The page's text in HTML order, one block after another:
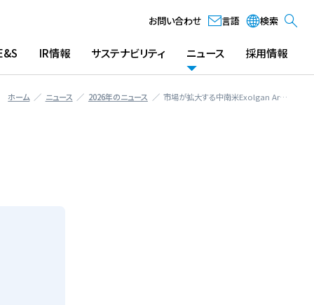
IR情報 サステナビリティ ニュース 採用情報
お問い合わせ 言語 検索
ホーム ニュース 2026年のニュース 市場が拡大する中南米Exolgan Ar…